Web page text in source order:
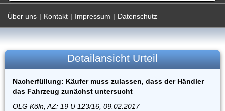
Über uns | Kontakt | Impressum | Datenschutz
Detailansicht Urteil
Nacherfüllung: Käufer muss zulassen, dass der Händler
das Fahrzeug zunächst untersucht
OLG Köln, AZ: 19 U 123/16, 09.02.2017